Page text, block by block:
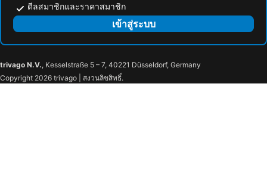
ดีลสมาชิกและราคาสมาชิก
เข้าสู่ระบบ
trivago N.V., Kesselstraße 5 – 7, 40221 Düsseldorf, Germany
Copyright 2026 trivago | สงวนลิขสิทธิ์.